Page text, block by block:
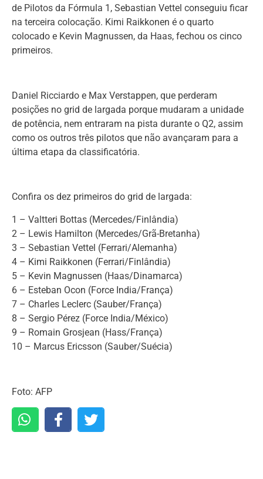
de Pilotos da Fórmula 1, Sebastian Vettel conseguiu ficar
na terceira colocação. Kimi Raikkonen é o quarto
colocado e Kevin Magnussen, da Haas, fechou os cinco
primeiros.
Daniel Ricciardo e Max Verstappen, que perderam
posições no grid de largada porque mudaram a unidade
de potência, nem entraram na pista durante o Q2, assim
como os outros três pilotos que não avançaram para a
última etapa da classificatória.
Confira os dez primeiros do grid de largada:
1 – Valtteri Bottas (Mercedes/Finlândia)
2 – Lewis Hamilton (Mercedes/Grã-Bretanha)
3 – Sebastian Vettel (Ferrari/Alemanha)
4 – Kimi Raikkonen (Ferrari/Finlândia)
5 – Kevin Magnussen (Haas/Dinamarca)
6 – Esteban Ocon (Force India/França)
7 – Charles Leclerc (Sauber/França)
8 – Sergio Pérez (Force India/México)
9 – Romain Grosjean (Hass/França)
10 – Marcus Ericsson (Sauber/Suécia)
Foto: AFP